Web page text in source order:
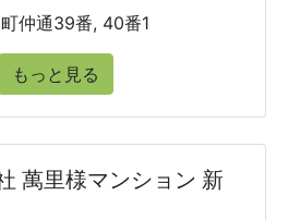
仲通39番, 40番1
もっと見る
萬里様マンション 新